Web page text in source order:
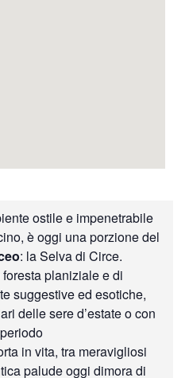
ostile e impenetrabile
è oggi una porzione del
: la Selva di Circe.
planiziale e di
suggestive ed esotiche,
delle sere d’estate o con
in vita, tra meravigliosi
palude oggi dimora di